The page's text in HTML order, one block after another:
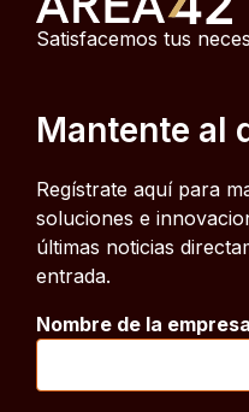
Satisfacemos tus
Mantente al
Regístrate aquí para
soluciones e
últimas noticias
entrada.
Nombre de la empresa